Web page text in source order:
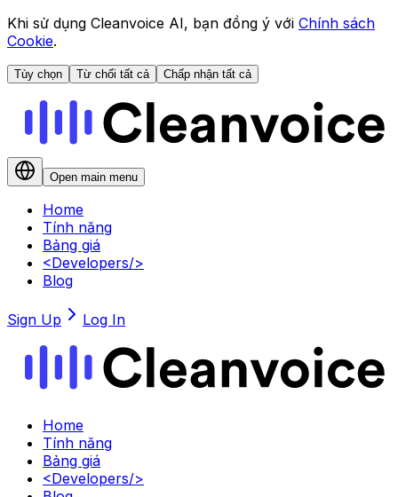
Khi sử dụng Cleanvoice AI, bạn đồng ý với Chính sách
Cookie.
Tùy chọn Từ chối tất cả Chấp nhận tất cả
Open main menu
Home
Tính năng
Bảng giá
<Developers/>
Blog
Sign Up Log In
Home
Tính năng
Bảng giá
<Developers/>